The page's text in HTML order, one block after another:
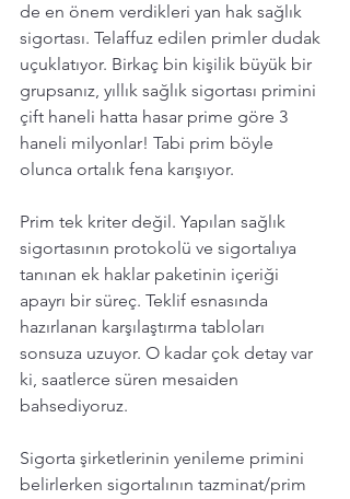
de en önem verdikleri yan hak sağlık
sigortası. Telaffuz edilen primler dudak
uçuklatıyor. Birkaç bin kişilik büyük bir
grupsanız, yıllık sağlık sigortası primini
çift haneli hatta hasar prime göre 3
haneli milyonlar! Tabi prim böyle
olunca ortalık fena karışıyor.
Prim tek kriter değil. Yapılan sağlık
sigortasının protokolü ve sigortalıya
tanınan ek haklar paketinin içeriği
apayrı bir süreç. Teklif esnasında
hazırlanan karşılaştırma tabloları
sonsuza uzuyor. O kadar çok detay var
ki, saatlerce süren mesaiden
bahsediyoruz.
Sigorta şirketlerinin yenileme primini
belirlerken sigortalının tazminat/prim